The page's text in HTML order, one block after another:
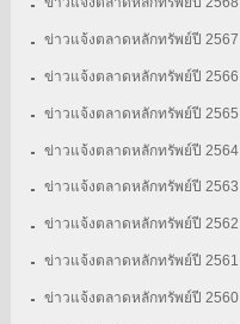
ข่าวแจ้งตลาดหลักทรัพย์ปี 2567
ข่าวแจ้งตลาดหลักทรัพย์ปี 2566
ข่าวแจ้งตลาดหลักทรัพย์ปี 2565
ข่าวแจ้งตลาดหลักทรัพย์ปี 2564
ข่าวแจ้งตลาดหลักทรัพย์ปี 2563
ข่าวแจ้งตลาดหลักทรัพย์ปี 2562
ข่าวแจ้งตลาดหลักทรัพย์ปี 2561
ข่าวแจ้งตลาดหลักทรัพย์ปี 2560